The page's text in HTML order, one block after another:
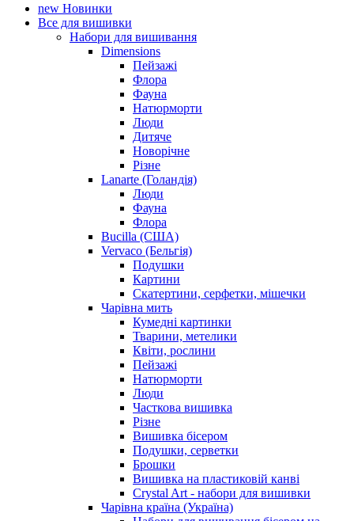
new Новинки
Все для вишивки
Набори для вишивання
Dimensions
Пейзажі
Флора
Фауна
Натюрморти
Люди
Дитяче
Новорічне
Різне
Lanarte (Голандія)
Люди
Фауна
Флора
Bucilla (США)
Vervaco (Бельгія)
Подушки
Картини
Скатертини, серфетки, мішечки
Чарiвна мить
Кумедні картинки
Тварини, метелики
Квіти, рослини
Пейзажі
Натюрморти
Люди
Часткова вишивка
Різне
Вишивка бісером
Подушки, серветки
Брошки
Вишивка на пластиковій канві
Crystal Art - набори для вишивки
Чарівна країна (Україна)